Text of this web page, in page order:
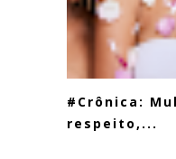
#Crônica:
respeito,...